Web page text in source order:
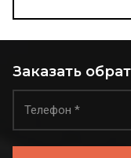
Заказать